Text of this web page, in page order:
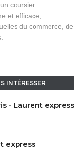
coursier
et efficace,
du commerce, de
INTÉRESSER
- Laurent express
express